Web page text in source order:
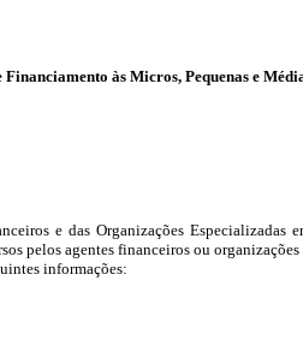
às Micros, Pequenas e
e das Organizações Especializadas
pelos agentes financeiros ou organizações
informações: